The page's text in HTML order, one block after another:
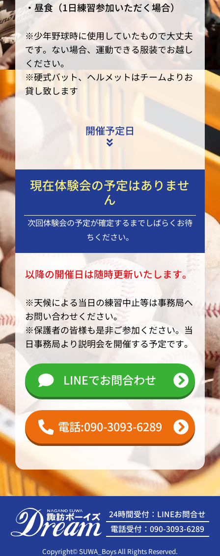
・昼食（1日練習参加いただく場合）
※少年野球時に使用していたもので大丈夫
です。ない場合、運動できる服装でお越し
ください。
※硬式バット、ヘルメットはチームよりお
貸し致します
開催予定日
現在体験会の予定はありませ
ん
次回体験会の予定が確定するまでしばらくお待
ちください。
以降の開催日は随時更新いたします。
※天候による当日の練習中止等は事務局へ
お問い合わせください。
※保護者の皆様も是非ご参加ください。当
日事務局より説明会を開催する予定です。
LINEでお問合わせ
電話:090-3093-6289
24時間受付：LINEお問合せ
電話受付：090-3093-6289
Copyright© SUWA_Boys All Rights Reserved.